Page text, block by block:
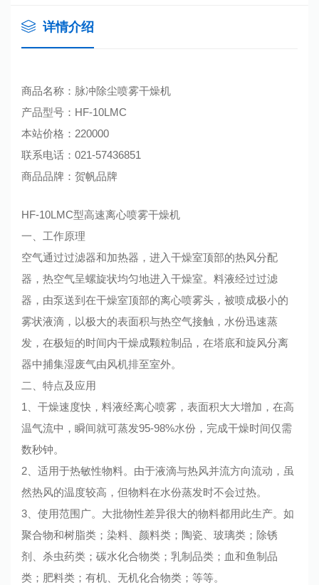
详情介绍
商品名称：脉冲除尘喷雾干燥机
产品型号：HF-10LMC
本站价格： 220000
联系电话：021-57436851
商品品牌：贺帆品牌
HF-10LMC型高速离心喷雾干燥机
一、工作原理
空气通过过滤器和加热器，进入干燥室顶部的热风分配
器，热空气呈螺旋状均匀地进入干燥室。料液经过过滤
器，由泵送到在干燥室顶部的离心喷雾头，被喷成极小的
雾状液滴，以极大的表面积与热空气接触，水份迅速蒸
发，在极短的时间内干燥成颗粒制品，在塔底和旋风分离
器中捕集湿废气由风机排至室外。
二、特点及应用
1、干燥速度快，料液经离心喷雾，表面积大大增加，在高
温气流中，瞬间就可蒸发95-98%水份，完成干燥时间仅需
数秒钟。
2、适用于热敏性物料。由于液滴与热风并流方向流动，虽
然热风的温度较高，但物料在水份蒸发时不会过热。
3、使用范围广。大批物性差异很大的物料都用此生产。如
聚合物和树脂类；染料、颜料类；陶瓷、玻璃类；除锈
剂、杀虫药类；碳水化合物类；乳制品类；血和鱼制品
类；肥料类；有机、无机化合物类；等等。